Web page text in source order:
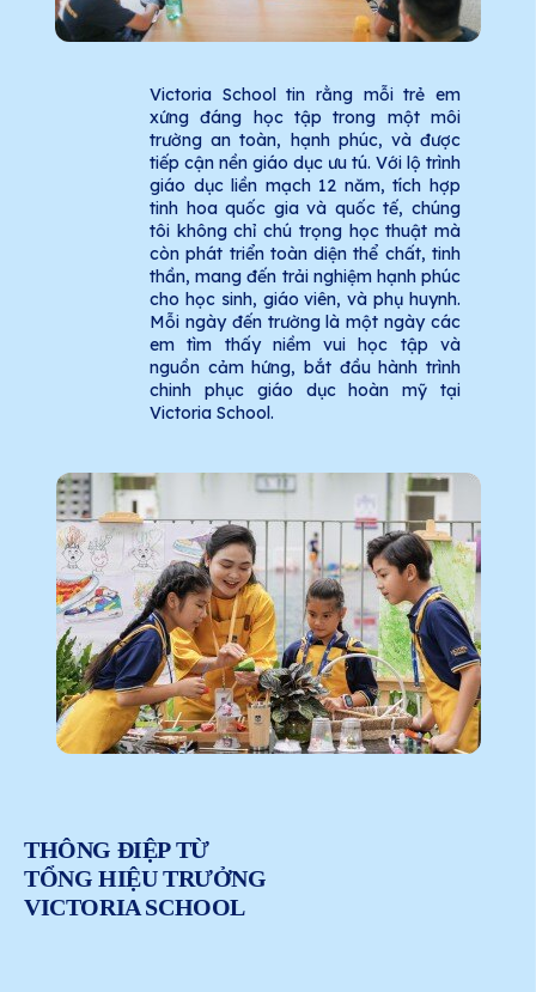
Victoria School tin rằng mỗi trẻ em
xứng đáng học tập trong một môi
trường an toàn, hạnh phúc, và được
tiếp cận nền giáo dục ưu tú. Với lộ trình
giáo dục liền mạch 12 năm, tích hợp
tinh hoa quốc gia và quốc tế, chúng
tôi không chỉ chú trọng học thuật mà
còn phát triển toàn diện thể chất, tinh
thần, mang đến trải nghiệm hạnh phúc
cho học sinh, giáo viên, và phụ huynh.
Mỗi ngày đến trường là một ngày các
em tìm thấy niềm vui học tập và
nguồn cảm hứng, bắt đầu hành trình
chinh phục giáo dục hoàn mỹ tại
Victoria School.
THÔNG ĐIỆP TỪ
TỔNG HIỆU TRƯỞNG
VICTORIA SCHOOL